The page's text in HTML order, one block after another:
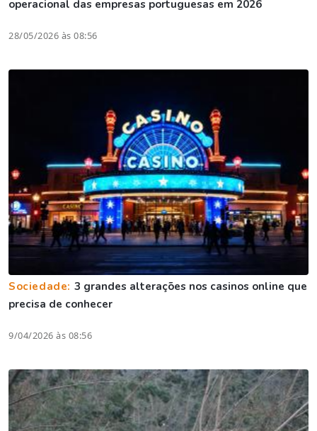
operacional das empresas portuguesas em 2026
28/05/2026 às 08:56
Sociedade: 3 grandes alterações nos casinos online que
precisa de conhecer
9/04/2026 às 08:56